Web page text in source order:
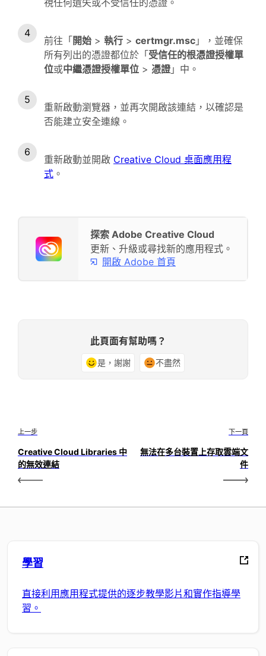
視任何遺失或不受信任的憑證。
前往「 開始 > 執行 > certmgr.msc 」，並確保
所有列出的憑證都位於「 受信任的根憑證授權單
位或中繼憑證授權單位 > 憑證 」中。
重新啟動瀏覽器，並再次開啟該連結，以確認是
否能建立安全連線。
重新啟動並開啟 Creative Cloud 桌面應用程
式 。
探索 Adobe Creative Cloud
更新、升級或尋找新的應用程式。
開啟 Adobe 首頁
此頁面有幫助嗎？
是，謝謝 不盡然
上一步
Creative Cloud Libraries 中
的無效連結
下一頁
無法在多台裝置上存取雲端文
件
學習
直接利用應用程式提供的逐步教學影片和實作指導學
習。